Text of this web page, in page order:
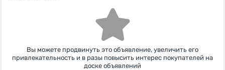
Вы можете продвинуть это объявление, увеличить его
привлекательность и в разы повысить интерес покупателей на
доске объявлений